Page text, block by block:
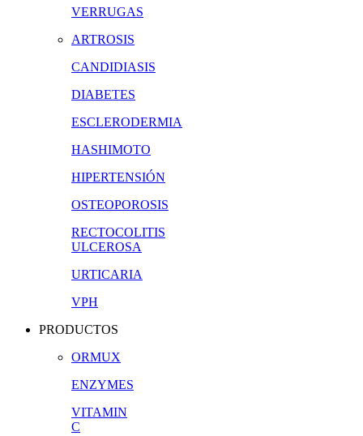
VERRUGAS
ARTROSIS
CANDIDIASIS
DIABETES
ESCLERODERMIA
HASHIMOTO
HIPERTENSIÓN
OSTEOPOROSIS
RECTOCOLITIS
ULCEROSA
URTICARIA
VPH
PRODUCTOS
ORMUX
ENZYMES
VITAMIN
C